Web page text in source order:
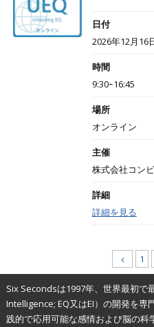
日付
2026年12月16
時間
9:30ｰ16:45
場所
オンライン
主催
株式会社コン
詳細
詳細を見る
1
Six Secondsは1997年、世界最初で
Intelligence; EQ又はEI）の開発を専
践的で応用可能な感情および脳の